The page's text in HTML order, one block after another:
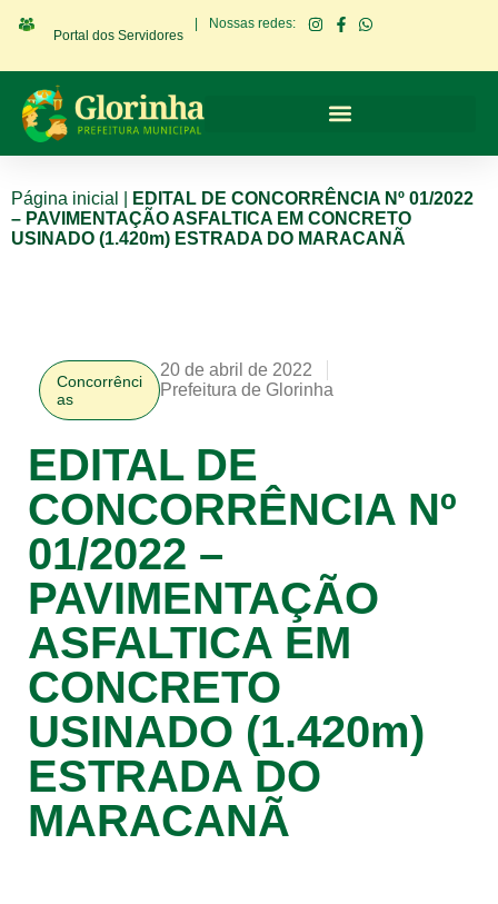
Portal dos Servidores
Nossas redes:
Página inicial
EDITAL DE CONCORRÊNCIA Nº 01/2022
– PAVIMENTAÇÃO ASFALTICA EM CONCRETO
USINADO (1.420m) ESTRADA DO MARACANÃ
Concorrênci
as
20 de abril de 2022
Prefeitura de Glorinha
EDITAL DE
CONCORRÊNCIA Nº
01/2022 –
PAVIMENTAÇÃO
ASFALTICA EM
CONCRETO
USINADO (1.420m)
ESTRADA DO
MARACANÃ